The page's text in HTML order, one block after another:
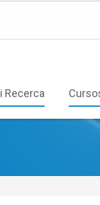
Recerca